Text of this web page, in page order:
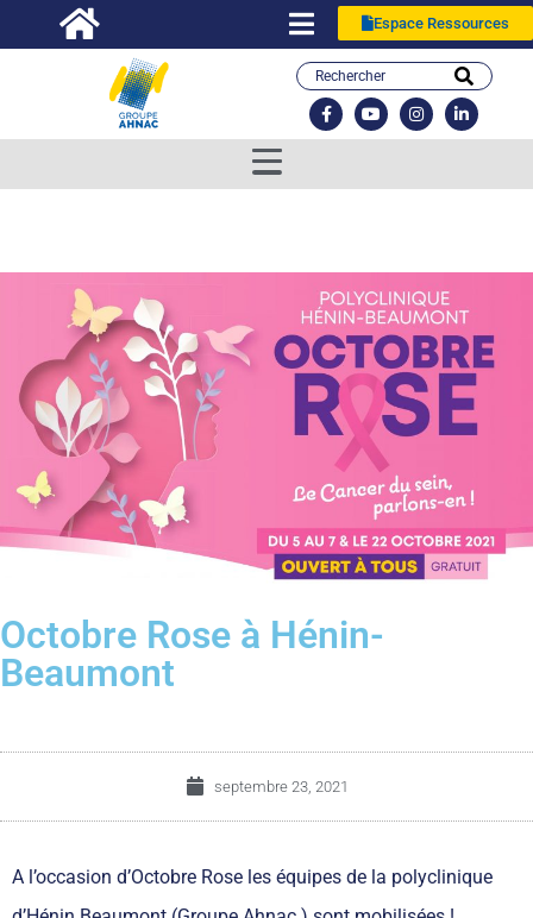
Espace Ressources
Octobre Rose à Hénin-
Beaumont
septembre 23, 2021
A l’occasion d’Octobre Rose les équipes de la polyclinique